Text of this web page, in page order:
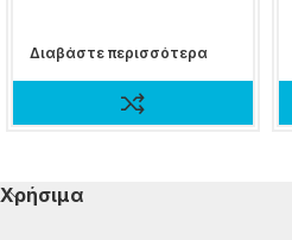
Διαβάστε περισσότερα
Χρήσιμα